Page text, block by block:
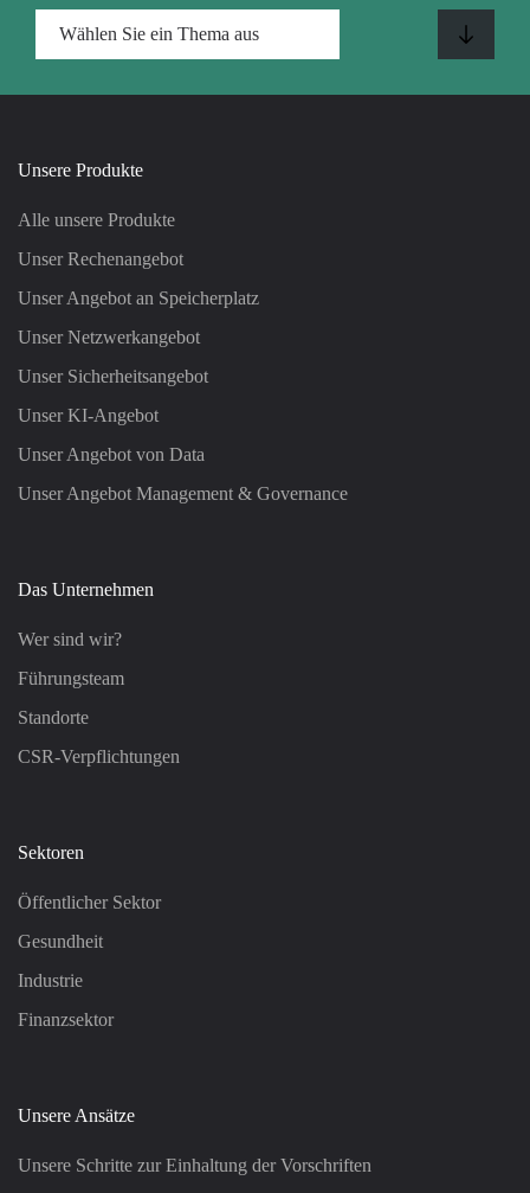
Unsere Produkte
Alle unsere Produkte
Unser Rechenangebot
Unser Angebot an Speicherplatz
Unser Netzwerkangebot
Unser Sicherheitsangebot
Unser KI-Angebot
Unser Angebot von Data
Unser Angebot Management & Governance
Das Unternehmen
Wer sind wir?
Führungsteam
Standorte
CSR-Verpflichtungen
Sektoren
Öffentlicher Sektor
Gesundheit
Industrie
Finanzsektor
Unsere Ansätze
Unsere Schritte zur Einhaltung der Vorschriften